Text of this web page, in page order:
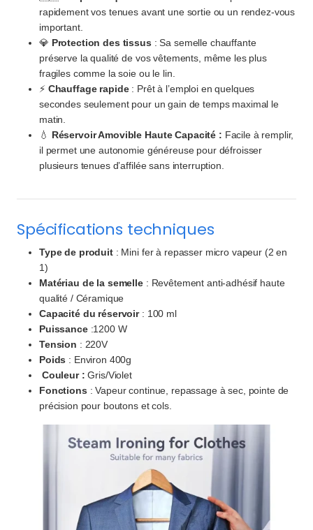
rapidement vos tenues avant une sortie ou un rendez-vous
important.
💎 Protection des tissus : Sa semelle chauffante
préserve la qualité de vos vêtements, même les plus
fragiles comme la soie ou le lin.
⚡ Chauffage rapide: Prêt à l’emploi en quelques
secondes seulement pour un gain de temps maximal le
matin.
💧 Réservoir Amovible Haute Capacité : Facile à remplir,
il permet une autonomie généreuse pour défroisser
plusieurs tenues d’affilée sans interruption.
Spécifications techniques
Type de produit: Mini fer à repasser micro vapeur (2 en
1)
Matériau de la semelle: Revêtement anti-adhésif haute
qualité / Céramique
Capacité du réservoir: 100 ml
Puissance:1200 W
Tension : 220V
Poids : Environ 400g
Couleur :Gris/Violet
Fonctions : Vapeur continue, repassage à sec, pointe de
précision pour boutons et cols.